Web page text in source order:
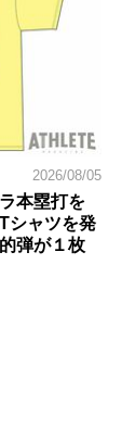
2026/08/05
本塁打を
シャツを発
弾が１枚